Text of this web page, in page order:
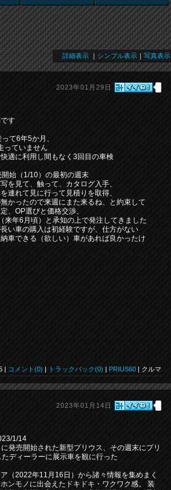
詳細表示 ｜ シンプル表示 ｜ 写真表示
2023年01月29日
す
て6年5か月、
っていません
適に利用し間もなく3回目の車検
始（1/10）の最初の週末
を見て、触って、カタログ入手、
連れて見に行って見積りを取得、
かったので来週にまた来るね、と約束して
、OP選びと価格交渉、
来年6月頃）と承知の上で発注してきました
い車の購入は初経験ですが、仕方がない
車できる（欲しい）車があれば良かったけ
| コメント(0) | トラックバック(0) | PRIUS60 | クルマ
2023年01月14日
1/14
発売開始された新型プリウス、その週末にプリ
ディーラーに展示車を観に行った
（2022年11月16日）から諸々情報を集めまく
ンモノに出会えたドキドキ・ワクワク感。 装